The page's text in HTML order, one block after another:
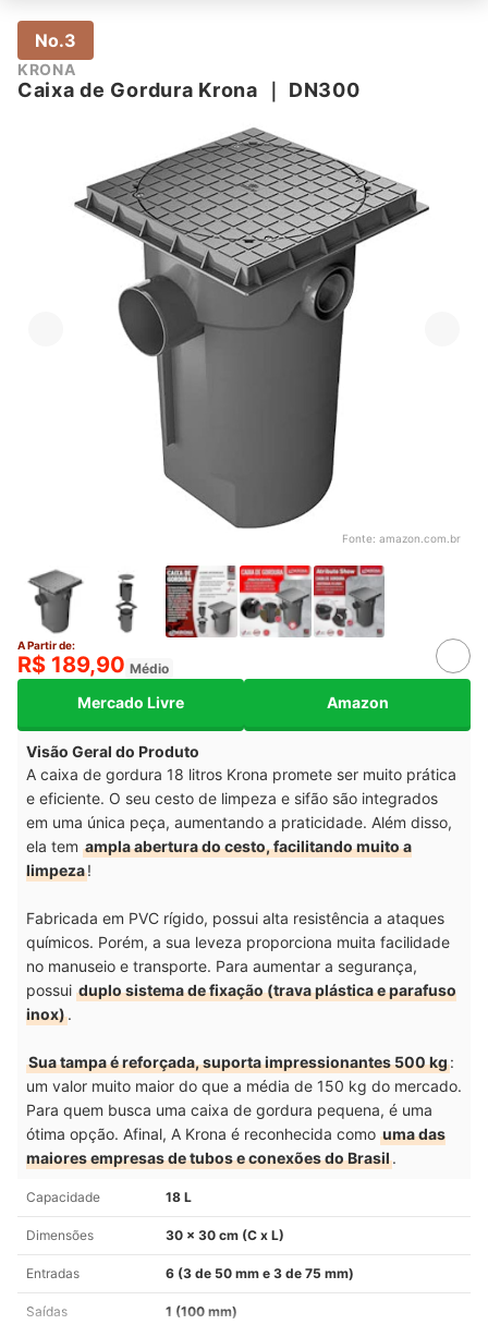
No.3
KRONA
Caixa de Gordura Krona ｜ DN300
Fonte: amazon.com.br
A Partir de:
R$ 189,90 Médio
Mercado Livre Amazon
Visão Geral do Produto
A caixa de gordura 18 litros Krona promete ser muito prática
e eficiente. O seu cesto de limpeza e sifão são integrados
em uma única peça, aumentando a praticidade. Além disso,
ela tem ampla abertura do cesto, facilitando muito a
limpeza!
Fabricada em PVC rígido, possui alta resistência a ataques
químicos. Porém, a sua leveza proporciona muita facilidade
no manuseio e transporte. Para aumentar a segurança,
possui duplo sistema de fixação (trava plástica e parafuso
inox).
Sua tampa é reforçada, suporta impressionantes 500 kg:
um valor muito maior do que a média de 150 kg do mercado.
Para quem busca uma caixa de gordura pequena, é uma
ótima opção. Afinal, A Krona é reconhecida como uma das
maiores empresas de tubos e conexões do Brasil.
Capacidade 18 L
Dimensões 30 x 30 cm (C x L)
Entradas 6 (3 de 50 mm e 3 de 75 mm)
Saídas 1 (100 mm)